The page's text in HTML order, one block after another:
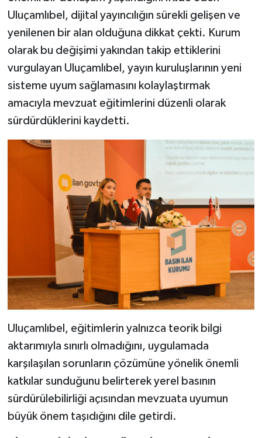
Uluçamlıbel, dijital yayıncılığın sürekli gelişen ve
yenilenen bir alan olduğuna dikkat çekti. Kurum
olarak bu değişimi yakından takip ettiklerini
vurgulayan Uluçamlıbel, yayın kuruluşlarının yeni
sisteme uyum sağlamasını kolaylaştırmak
amacıyla mevzuat eğitimlerini düzenli olarak
sürdürdüklerini kaydetti.
Uluçamlıbel, eğitimlerin yalnızca teorik bilgi
aktarımıyla sınırlı olmadığını, uygulamada
karşılaşılan sorunların çözümüne yönelik önemli
katkılar sunduğunu belirterek yerel basının
sürdürülebilirliği açısından mevzuata uyumun
büyük önem taşıdığını dile getirdi.